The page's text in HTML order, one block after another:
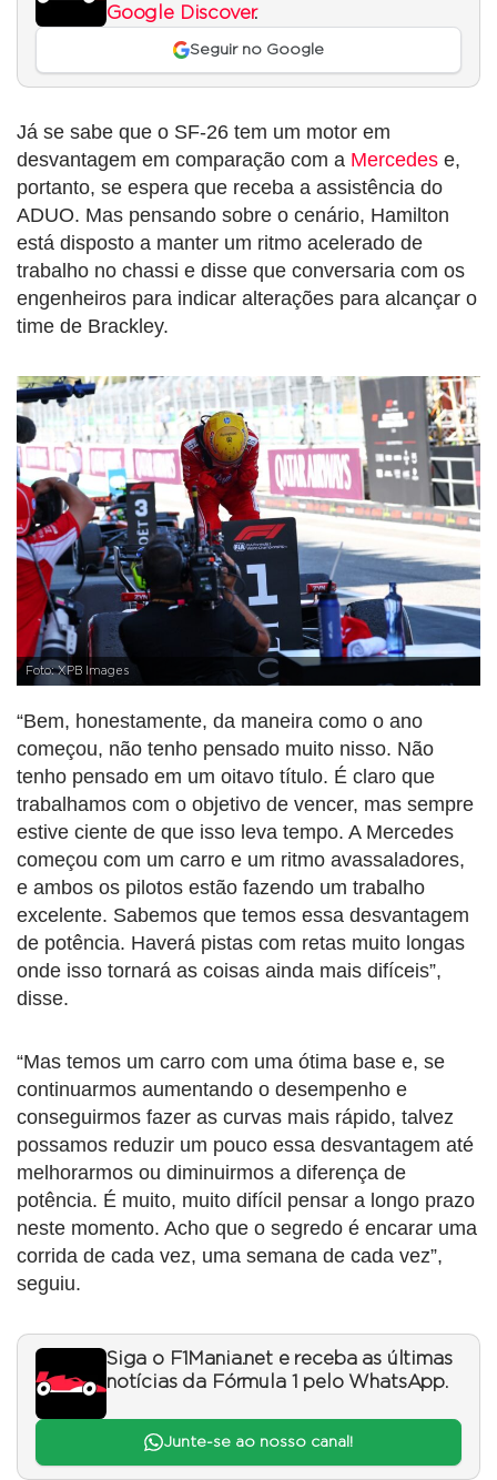
Google Discover.
Seguir no Google
Já se sabe que o SF-26 tem um motor em
desvantagem em comparação com a Mercedes e,
portanto, se espera que receba a assistência do
ADUO. Mas pensando sobre o cenário, Hamilton
está disposto a manter um ritmo acelerado de
trabalho no chassi e disse que conversaria com os
engenheiros para indicar alterações para alcançar o
time de Brackley.
Foto: XPB Images
“Bem, honestamente, da maneira como o ano
começou, não tenho pensado muito nisso. Não
tenho pensado em um oitavo título. É claro que
trabalhamos com o objetivo de vencer, mas sempre
estive ciente de que isso leva tempo. A Mercedes
começou com um carro e um ritmo avassaladores,
e ambos os pilotos estão fazendo um trabalho
excelente. Sabemos que temos essa desvantagem
de potência. Haverá pistas com retas muito longas
onde isso tornará as coisas ainda mais difíceis”,
disse.
“Mas temos um carro com uma ótima base e, se
continuarmos aumentando o desempenho e
conseguirmos fazer as curvas mais rápido, talvez
possamos reduzir um pouco essa desvantagem até
melhorarmos ou diminuirmos a diferença de
potência. É muito, muito difícil pensar a longo prazo
neste momento. Acho que o segredo é encarar uma
corrida de cada vez, uma semana de cada vez”,
seguiu.
Siga o F1Mania.net e receba as últimas
notícias da Fórmula 1 pelo WhatsApp.
Junte-se ao nosso canal!